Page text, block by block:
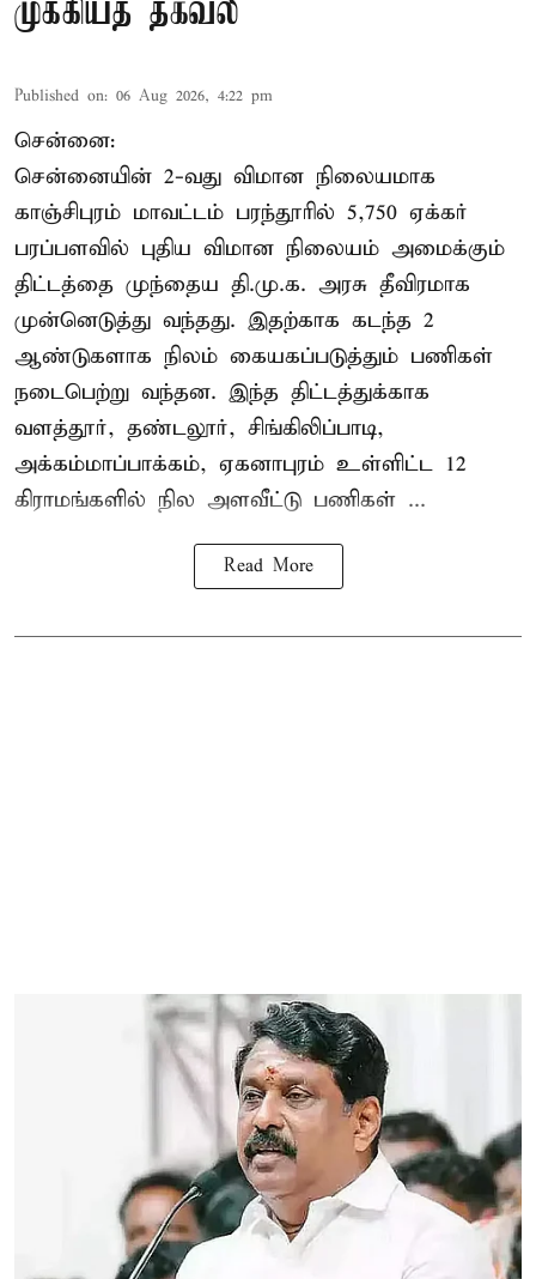
முக்கியத் தகவல்
Published on: 06 Aug 2026, 4:22 pm
சென்னை:
சென்னையின் 2-வது விமான நிலையமாக
காஞ்சிபுரம் மாவட்டம் பரந்தூரில் 5,750 ஏக்கர்
பரப்பளவில் புதிய விமான நிலையம் அமைக்கும்
திட்டத்தை முந்தைய தி.மு.க. அரசு தீவிரமாக
முன்னெடுத்து வந்தது. இதற்காக கடந்த 2
ஆண்டுகளாக நிலம் கையகப்படுத்தும் பணிகள்
நடைபெற்று வந்தன. இந்த திட்டத்துக்காக
வளத்தூர், தண்டலூர், சிங்கிலிப்பாடி,
அக்கம்மாப்பாக்கம், ஏகனாபுரம் உள்ளிட்ட 12
கிராமங்களில் நில அளவீட்டு பணிகள் ...
Read More